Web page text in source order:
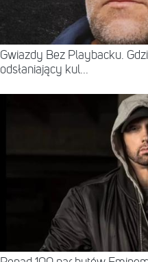
Gwiazdy Bez Playbacku.
odsłaniający kul...